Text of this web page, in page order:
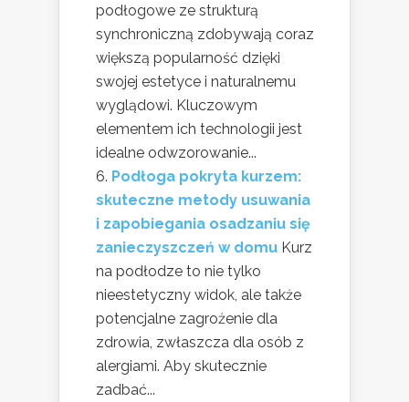
podłogowe ze strukturą
synchroniczną zdobywają coraz
większą popularność dzięki
swojej estetyce i naturalnemu
wyglądowi. Kluczowym
elementem ich technologii jest
idealne odwzorowanie...
Podłoga pokryta kurzem:
skuteczne metody usuwania
i zapobiegania osadzaniu się
zanieczyszczeń w domu Kurz
na podłodze to nie tylko
nieestetyczny widok, ale także
potencjalne zagrożenie dla
zdrowia, zwłaszcza dla osób z
alergiami. Aby skutecznie
zadbać...